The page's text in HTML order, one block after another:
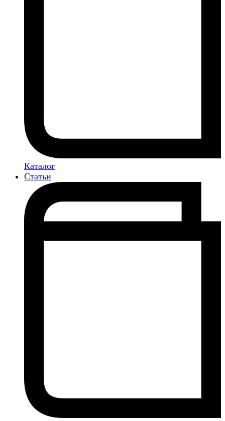
Каталог
Статьи